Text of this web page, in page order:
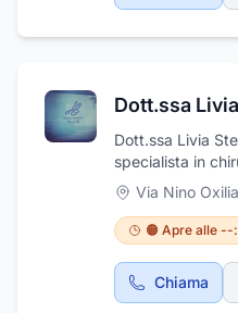
odontoiatria.
Venerologia
Oculistica
Traumatologia
Urologia
Dott.ssa Livia
specialista in
estetica presso il
Nino Oxilia, 3 B.
la laurea in
conseguendo poi
Medici Chirurghi
esegue,
Via Nino
🟠 Apre alle
Chiama